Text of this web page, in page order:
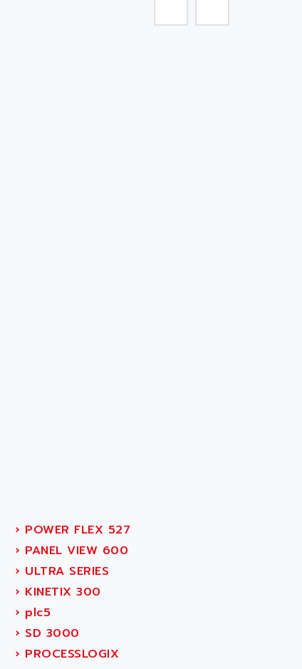
› POWER FLEX 527
› PANEL VIEW 600
› ULTRA SERIES
› KINETIX 300
› plc5
› SD 3000
› PROCESSLOGIX